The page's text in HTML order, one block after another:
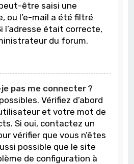
être saisi une
ou l’e-mail a été filtré
l’adresse était correcte,
du forum.
pas me connecter ?
Vérifiez d’abord
et votre mot de
Si oui, contactez un
vérifier que vous n’êtes
possible que le site
de configuration à